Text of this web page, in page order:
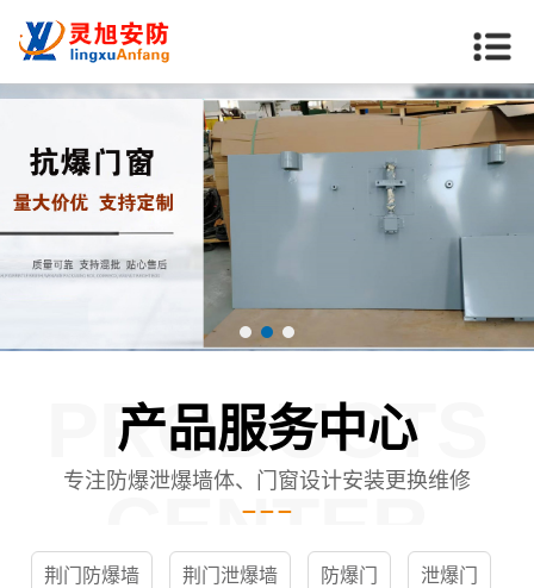
产品服务中心
PRODUCTS
CENTER
专注防爆泄爆墙体、门窗设计安装更换维修
荆门防爆墙 荆门泄爆墙 防爆门 泄爆门